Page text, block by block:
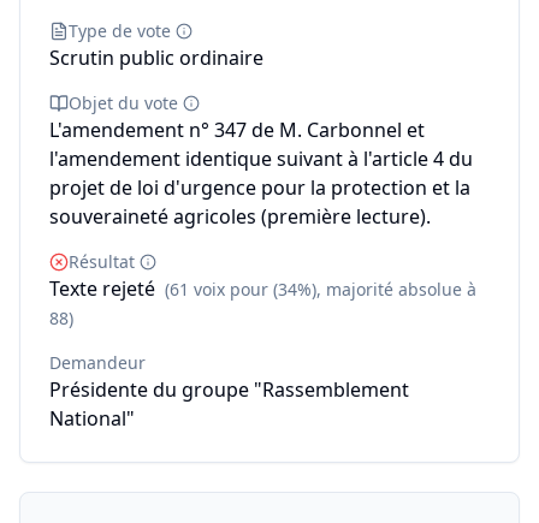
Type de vote
Scrutin public ordinaire
Objet du vote
L'amendement n° 347 de M. Carbonnel et
l'amendement identique suivant à l'article 4 du
projet de loi d'urgence pour la protection et la
souveraineté agricoles (première lecture).
Résultat
Texte rejeté (61 voix pour (34%), majorité absolue à
88)
Demandeur
Présidente du groupe "Rassemblement
National"